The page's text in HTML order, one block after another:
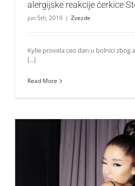
alergijske reakcije ćerkice
jun 5th, 2019 | Zvezde
Kylie provela ceo dan u bolnici zbog
[...]
Read More
Ariana Grande otkrila da je